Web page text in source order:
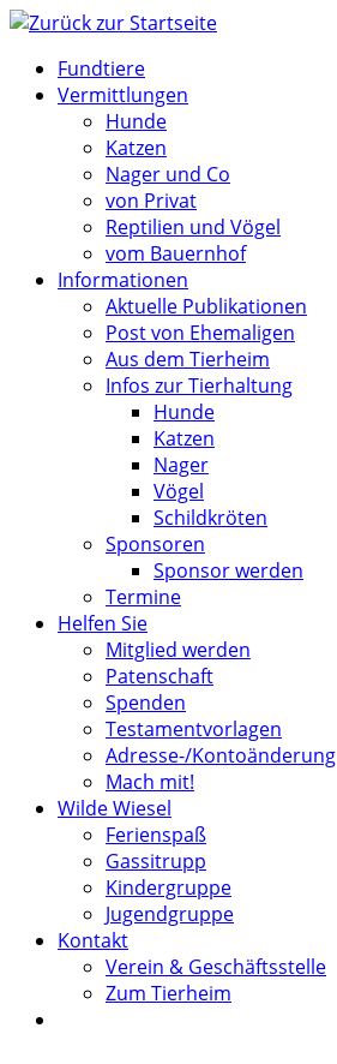
Zum
springenFundtiere
Vermittlungen
Hunde
Katzen
Nager und Co
von Privat
Reptilien und Vögel
vom Bauernhof
Informationen
Aktuelle Publikationen
Post von Ehemaligen
Aus dem Tierheim
Infos zur Tierhaltung
Hunde
Katzen
Nager
Vögel
Schildkröten
Sponsoren
Sponsor werden
Termine
Helfen Sie
Mitglied werden
Patenschaft
Spenden
Testamentvorlagen
Adresse-/Kontoänderung
Mach mit!
Wilde Wiesel
Ferienspaß
Gassitrupp
Kindergruppe
Jugendgruppe
Kontakt
Verein & Geschäftsstelle
Zum Tierheim